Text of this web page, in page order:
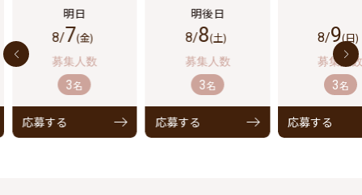
8/7(金)
3名
応募する
8/8(土)
3名
応募する
8/9(日)
3名
応募する